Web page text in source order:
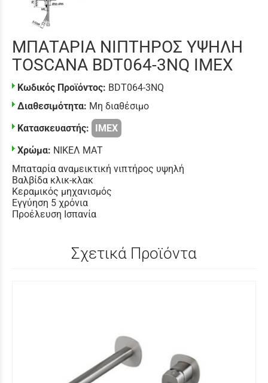
ΜΠΑΤΑΡΙΑ ΝΙΠΤΗΡΟΣ ΥΨΗΛΗ
TOSCANA BDT064-3NQ IMEX
Κωδικός Προϊόντος: BDT064-3NQ
Διαθεσιμότητα: Μη διαθέσιμο
Κατασκευαστής:
IMEX
Χρώμα: ΝΙΚΕΛ ΜΑΤ
Μπαταρία αναμεικτική νιπτήρος υψηλή
Βαλβίδα κλικ-κλακ
Κεραμικός μηχανισμός
Εγγύηση 5 χρόνια
Προέλευση Ισπανία
Σχετικά Προϊόντα